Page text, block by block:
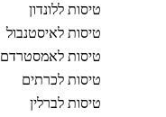
טיסות ללונדון
טיסות לאיסטנבול
טיסות לאמסטרדם
טיסות לכרתים
טיסות לברלין